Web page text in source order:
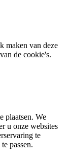
maken van deze
de cookie's.
plaatsen. We
u onze websites
te
passen.